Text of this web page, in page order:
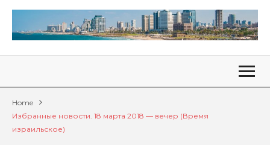
Home
Избранные новости. 18 марта 2018 — вечер (Время
израильское)